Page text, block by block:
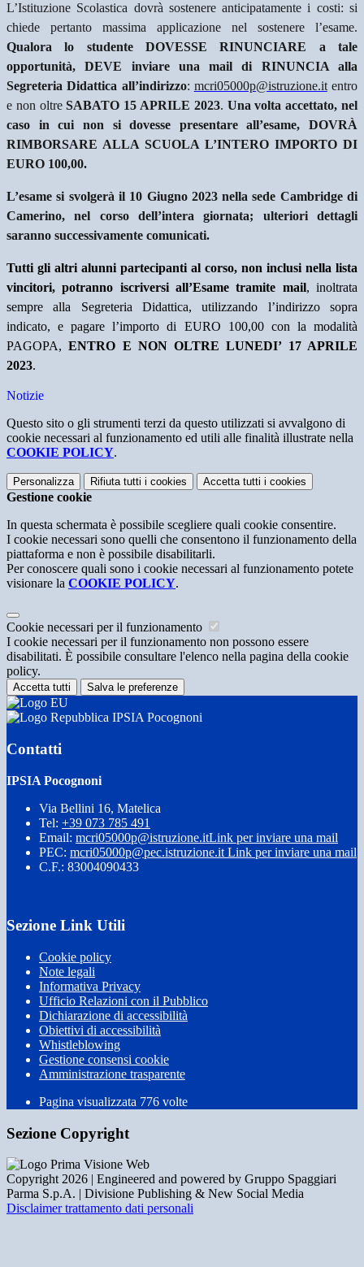
L’Istituzione Scolastica dovrà sostenere anticipatamente i costi: si
chiede pertanto massima applicazione nel sostenere l’esame.
Qualora lo studente DOVESSE RINUNCIARE a tale
opportunità, DEVE inviare una mail di RINUNCIA alla
Segreteria Didattica all’indirizzo: mcri05000p@istruzione.itentro
e non oltreSABATO 15 APRILE 2023. Una volta accettato, nel
caso in cui non si dovesse presentare all’esame, DOVRÀ
RIMBORSARE ALLA SCUOLA L’INTERO IMPORTO DI
EURO 100,00.
L’esame si svolgerà il 10 Giugno 2023 nella sede Cambridge di
Camerino, nel corso dell’intera giornata; ulteriori dettagli
saranno successivamente comunicati.
Tutti gli altri alunni partecipanti al corso, non inclusi nella lista
vincitori, potranno iscriversi all’Esame tramite mail, inoltrata
sempre alla Segreteria Didattica, utilizzando l’indirizzo sopra
indicato, e pagare l’importo di EURO 100,00 con la modalità
PAGOPA,ENTRO E NON OLTRE LUNEDI’ 17 APRILE
2023.
Notizie
Questo sito o gli strumenti terzi da questo utilizzati si avvalgono di
cookie necessari al funzionamento ed utili alle finalità illustrate nella
COOKIE POLICY.
Personalizza Rifiuta tutti i cookies Accetta tutti i cookies
Gestione cookie
In questa schermata è possibile scegliere quali cookie consentire.
I cookie necessari sono quelli che consentono il funzionamento della
piattaforma e non è possibile disabilitarli.
Per conoscere quali sono i cookie necessari al funzionamento potete
visionare la COOKIE POLICY.
Cookie necessari per il funzionamento
I cookie necessari per il funzionamento non possono essere
disabilitati. È possibile consultare l'elenco nella pagina della cookie
policy.
Accetta tutti Salva le preferenze
IPSIA Pocognoni
Contatti
IPSIA Pocognoni
Via Bellini 16, Matelica
Tel: +39 073 785 491
Email: mcri05000p@istruzione.itLink per inviare una mail
PEC: mcri05000p@pec.istruzione.it Link per inviare una mail
C.F.: 83004090433
Sezione Link Utili
Cookie policy
Note legali
Informativa Privacy
Ufficio Relazioni con il Pubblico
Dichiarazione di accessibilità
Obiettivi di accessibilità
Whistleblowing
Gestione consensi cookie
Amministrazione trasparente
Pagina visualizzata 776 volte
Sezione Copyright
Copyright 2026 | Engineered and powered by Gruppo Spaggiari
Parma S.p.A. | Divisione Publishing & New Social Media
Disclaimer trattamento dati personali